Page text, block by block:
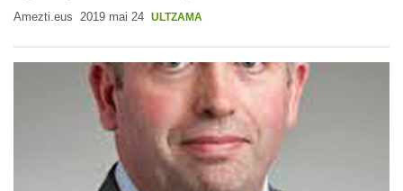
Amezti.eus 2019 mai 24 ULTZAMA